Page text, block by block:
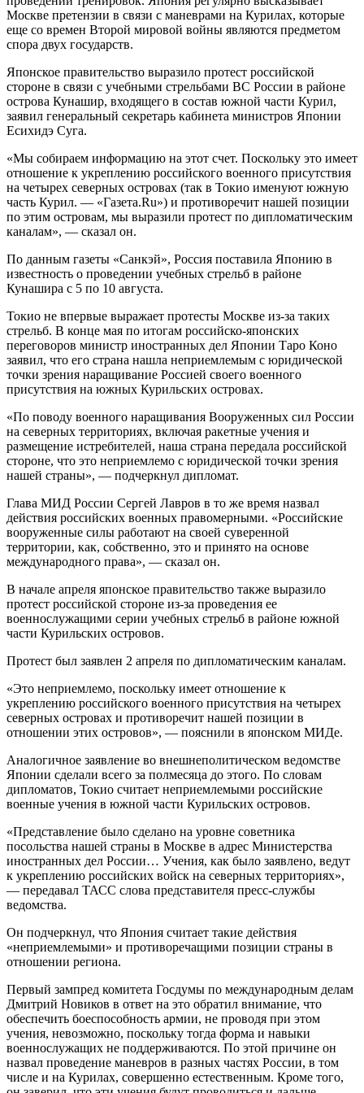
Москве претензии в связи с маневрами на Курилах, которые
еще со времен Второй мировой войны являются предметом
спора двух государств.
Японское правительство выразило протест российской
стороне в связи с учебными стрельбами ВС России в районе
острова Кунашир, входящего в состав южной части Курил,
заявил генеральный секретарь кабинета министров Японии
Есихидэ Суга.
«Мы собираем информацию на этот счет. Поскольку это имеет
отношение к укреплению российского военного присутствия
на четырех северных островах (так в Токио именуют южную
часть Курил. — «Газета.Ru») и противоречит нашей позиции
по этим островам, мы выразили протест по дипломатическим
каналам», — сказал он.
По данным газеты «Санкэй», Россия поставила Японию в
известность о проведении учебных стрельб в районе
Кунашира с 5 по 10 августа.
Токио не впервые выражает протесты Москве из-за таких
стрельб. В конце мая по итогам российско-японских
переговоров министр иностранных дел Японии Таро Коно
заявил, что его страна нашла неприемлемым с юридической
точки зрения наращивание Россией своего военного
присутствия на южных Курильских островах.
«По поводу военного наращивания Вооруженных сил России
на северных территориях, включая ракетные учения и
размещение истребителей, наша страна передала российской
стороне, что это неприемлемо с юридической точки зрения
нашей страны», — подчеркнул дипломат.
Глава МИД России Сергей Лавров в то же время назвал
действия российских военных правомерными. «Российские
вооруженные силы работают на своей суверенной
территории, как, собственно, это и принято на основе
международного права», — сказал он.
В начале апреля японское правительство также выразило
протест российской стороне из-за проведения ее
военнослужащими серии учебных стрельб в районе южной
части Курильских островов.
Протест был заявлен 2 апреля по дипломатическим каналам.
«Это неприемлемо, поскольку имеет отношение к
укреплению российского военного присутствия на четырех
северных островах и противоречит нашей позиции в
отношении этих островов», — пояснили в японском МИДе.
Аналогичное заявление во внешнеполитическом ведомстве
Японии сделали всего за полмесяца до этого. По словам
дипломатов, Токио считает неприемлемыми российские
военные учения в южной части Курильских островов.
«Представление было сделано на уровне советника
посольства нашей страны в Москве в адрес Министерства
иностранных дел России… Учения, как было заявлено, ведут
к укреплению российских войск на северных территориях»,
— передавал ТАСС слова представителя пресс-службы
ведомства.
Он подчеркнул, что Япония считает такие действия
«неприемлемыми» и противоречащими позиции страны в
отношении региона.
Первый зампред комитета Госдумы по международным делам
Дмитрий Новиков в ответ на это обратил внимание, что
обеспечить боеспособность армии, не проводя при этом
учения, невозможно, поскольку тогда форма и навыки
военнослужащих не поддерживаются. По этой причине он
назвал проведение маневров в разных частях России, в том
числе и на Курилах, совершенно естественным. Кроме того,